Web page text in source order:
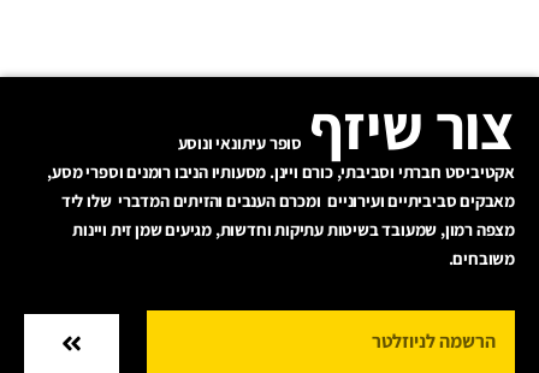
צור שיזף סופר עיתונאי ונוסע
אקטיביסט חברתי וסביבתי, כורם ויינן. מסעותיו הניבו רומנים וספרי מסע,
מאבקים סביביתיים ועירוניים ומכרם הענבים והזיתים המדברי שלו ליד
מצפה רמון, שמעובד בשיטות עתיקות וחדשות, מגיעים שמן זית ויינות
משובחים.